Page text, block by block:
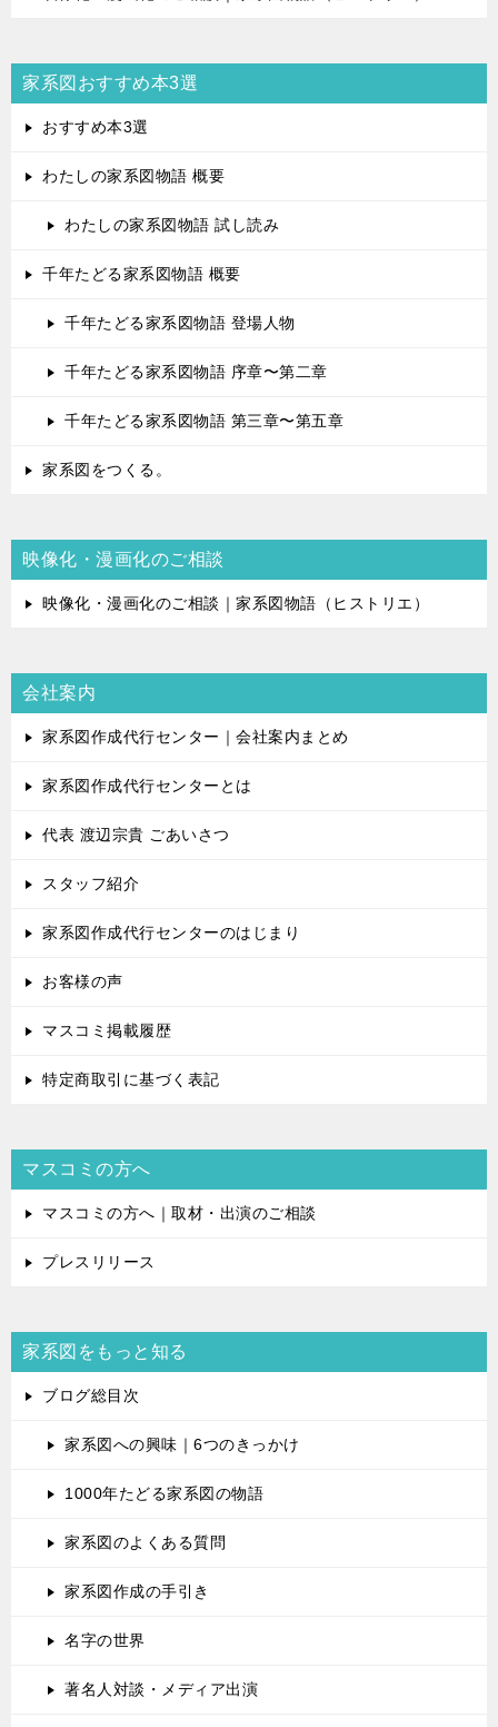
家系図おすすめ本3選
おすすめ本3選
わたしの家系図物語 概要
わたしの家系図物語 試し読み
千年たどる家系図物語 概要
千年たどる家系図物語 登場人物
千年たどる家系図物語 序章〜第二章
千年たどる家系図物語 第三章〜第五章
家系図をつくる。
映像化・漫画化のご相談
映像化・漫画化のご相談｜家系図物語（ヒストリエ）
会社案内
家系図作成代行センター｜会社案内まとめ
家系図作成代行センターとは
代表 渡辺宗貴 ごあいさつ
スタッフ紹介
家系図作成代行センターのはじまり
お客様の声
マスコミ掲載履歴
特定商取引に基づく表記
マスコミの方へ
マスコミの方へ｜取材・出演のご相談
プレスリリース
家系図をもっと知る
ブログ総目次
家系図への興味｜6つのきっかけ
1000年たどる家系図の物語
家系図のよくある質問
家系図作成の手引き
名字の世界
著名人対談・メディア出演